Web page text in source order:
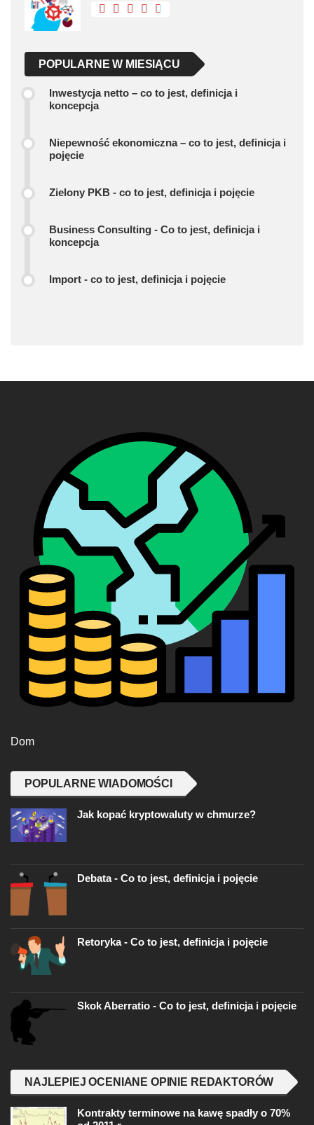
POPULARNE W MIESIĄCU
Inwestycja netto – co to jest, definicja i
koncepcja
Niepewność ekonomiczna – co to jest, definicja i
pojęcie
Zielony PKB - co to jest, definicja i pojęcie
Business Consulting - Co to jest, definicja i
koncepcja
Import - co to jest, definicja i pojęcie
Dom
POPULARNE WIADOMOŚCI
Jak kopać kryptowaluty w chmurze?
Debata - Co to jest, definicja i pojęcie
Retoryka - Co to jest, definicja i pojęcie
Skok Aberratio - Co to jest, definicja i pojęcie
NAJLEPIEJ OCENIANE OPINIE REDAKTORÓW
Kontrakty terminowe na kawę spadły o 70%